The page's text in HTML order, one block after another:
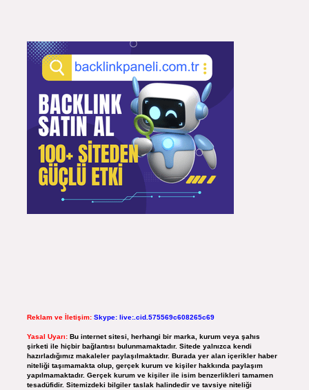
Reklam ve İletişim: Skype: live:.cid.575569c608265c69
Yasal Uyarı: Bu internet sitesi, herhangi bir marka, kurum veya şahıs
şirketi ile hiçbir bağlantısı bulunmamaktadır. Sitede yalnızca kendi
hazırladığımız makaleler paylaşılmaktadır. Burada yer alan içerikler haber
niteliği taşımamakta olup, gerçek kurum ve kişiler hakkında paylaşım
yapılmamaktadır. Gerçek kurum ve kişiler ile isim benzerlikleri tamamen
tesadüfidir. Sitemizdeki bilgiler taslak halindedir ve tavsiye niteliği